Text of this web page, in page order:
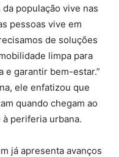
da população vive nas
pessoas vive em
de soluções
limpa para
e garantir bem-estar.”
ele enfatizou que
quando chegam ao
periferia urbana.
já apresenta avanços